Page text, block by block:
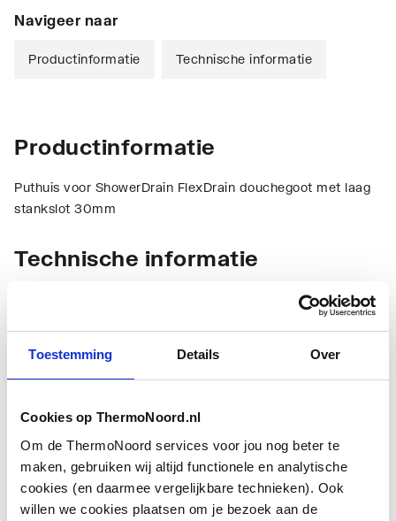
Toestemming Details Over
Cookies op ThermoNoord.nl
Om de ThermoNoord services voor jou nog beter te
maken, gebruiken wij altijd functionele en analytische
cookies (en daarmee vergelijkbare technieken). Ook
willen we cookies plaatsen om je bezoek aan de
Navigeer naar
Productinformatie Technische informatie
Productinformatie
Puthuis voor ShowerDrain FlexDrain douchegoot met laag
stankslot 30mm
Technische informatie
Aansluiting Lijmeind
Afvoercapaciteit 0.6
Belasting rooster 3